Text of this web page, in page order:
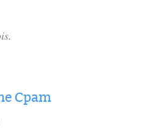
.
Cpam